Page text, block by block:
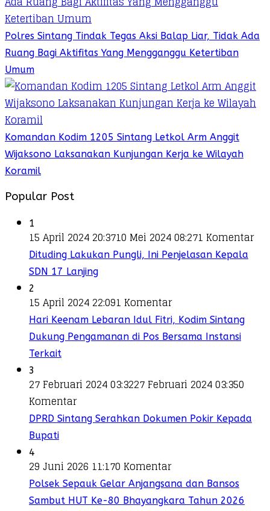
Polres Sintang Tindak Tegas Aksi Balap Liar, Tidak Ada
Ruang Bagi Aktifitas Yang Mengganggu Ketertiban
Umum
Komandan Kodim 1205 Sintang Letkol Arm Anggit
Wijaksono Laksanakan Kunjungan Kerja ke Wilayah
Koramil
Popular Post
1
15 April 2024 20:3710 Mei 2024 08:271 Komentar
Dituding Lakukan Pungli, Ini Penjelasan Kepala
SDN 17 Lanjing
2
15 April 2024 22:091 Komentar
Hari Keenam Lebaran Idul Fitri, Kodim Sintang
Dukung Pengamanan di Pos Bersama Instansi
Terkait
3
27 Februari 2024 03:3227 Februari 2024 03:350
Komentar
DPRD Sintang Serahkan Dokumen Pokir Kepada
Bupati
4
29 Juni 2026 11:170 Komentar
Polsek Sepauk Gelar Anjangsana dan Bansos
Sambut HUT Ke-80 Bhayangkara Tahun 2026